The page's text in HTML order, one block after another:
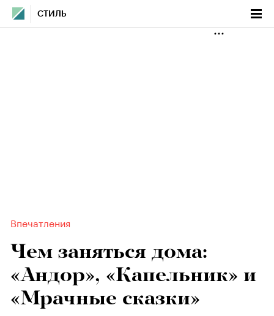
СТИЛЬ
Впечатления
Чем заняться дома:
«Андор», «Капельник» и
«Мрачные сказки»